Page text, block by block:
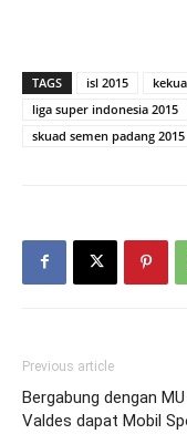
TAGS isl 2015
liga super indonesia 2015
skuad semen padang 2015
Previous article
Bergabung dengan
Valdes dapat Mobil